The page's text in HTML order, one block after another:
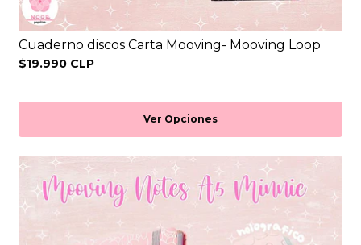
Cuaderno discos Carta Mooving- Mooving Loop
$19.990 CLP
Ver Opciones